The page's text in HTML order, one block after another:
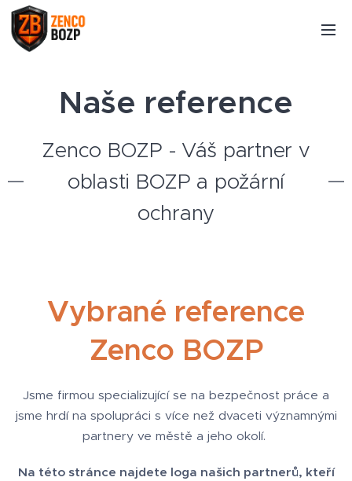
Naše reference
Zenco BOZP - Váš partner v
oblasti BOZP a požární
ochrany
Vybrané reference
Zenco BOZP
Jsme firmou specializující se na bezpečnost práce a
jsme hrdí na spolupráci s více než dvaceti významnými
partnery ve městě a jeho okolí.
Na této stránce najdete loga našich partnerů, kteří